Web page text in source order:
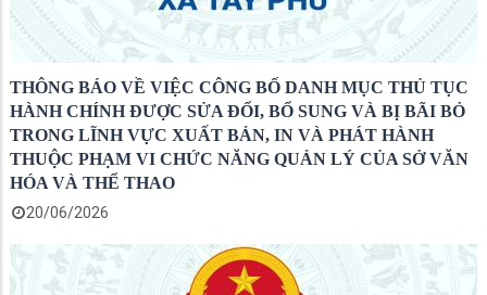
THÔNG BÁO VỀ VIỆC CÔNG BỐ DANH MỤC THỦ TỤC
HÀNH CHÍNH ĐƯỢC SỬA ĐỔI, BỔ SUNG VÀ BỊ BÃI BỎ
TRONG LĨNH VỰC XUẤT BẢN, IN VÀ PHÁT HÀNH
THUỘC PHẠM VI CHỨC NĂNG QUẢN LÝ CỦA SỞ VĂN
HÓA VÀ THỂ THAO
20/06/2026